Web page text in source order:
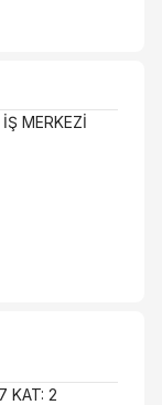
MERKEZİ
KAT: 2